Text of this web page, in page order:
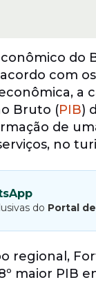
do
com
a
Bruto (PIB)
de
no
do Portal
regional,
maior PIB